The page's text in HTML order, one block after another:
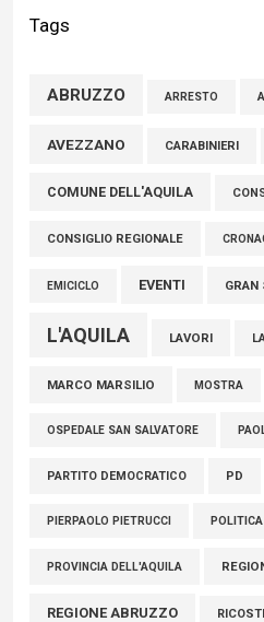
della comunità»
Marcinelle, Verrecchia (FdI):
connazionali tra cui molti
06 Agosto 2026
Tags
ABRUZZO ARRESTO
AVEZZANO CARABINIERI
COMUNE DELL'AQUILA
CONSIGLIO REGIONALE
EMICICLO EVENTI GRAN
L'AQUILA LAVORI
MARCO MARSILIO MOSTRA
OSPEDALE SAN SALVATORE
PARTITO DEMOCRATICO PD
PIERPAOLO PIETRUCCI POLITICA
PROVINCIA DELL'AQUILA
REGIONE ABRUZZO